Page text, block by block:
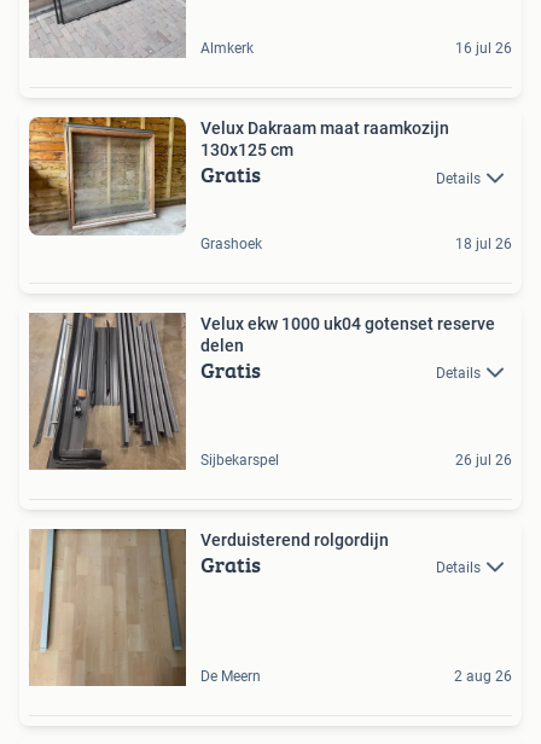
Almkerk 16 jul 26
Velux Dakraam maat raamkozijn
130x125 cm
Gratis Details
Grashoek 18 jul 26
Velux ekw 1000 uk04 gotenset reserve
delen
Gratis Details
Sijbekarspel 26 jul 26
Verduisterend rolgordijn
Gratis Details
De Meern 2 aug 26